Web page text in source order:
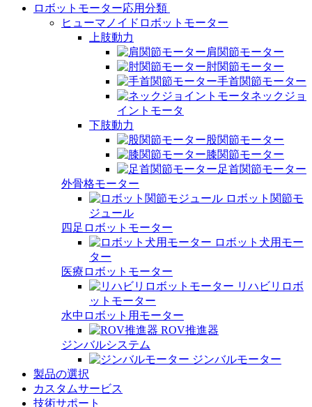
ロボットモーター応用分類
ヒューマノイドロボットモーター
上肢動力
肩関節モーター
肘関節モーター
手首関節モーター
ネックジョ
イントモータ
下肢動力
股関節モーター
膝関節モーター
足首関節モーター
外骨格モーター
ロボット関節モ
ジュール
四足ロボットモーター
ロボット犬用モー
ター
医療ロボットモーター
リハビリロボ
ットモーター
水中ロボット用モーター
ROV推進器
ジンバルシステム
ジンバルモーター
製品の選択
カスタムサービス
技術サポート